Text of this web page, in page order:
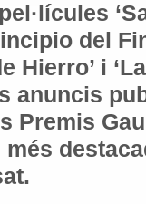
del
Hierro’ i
anuncis
Premis